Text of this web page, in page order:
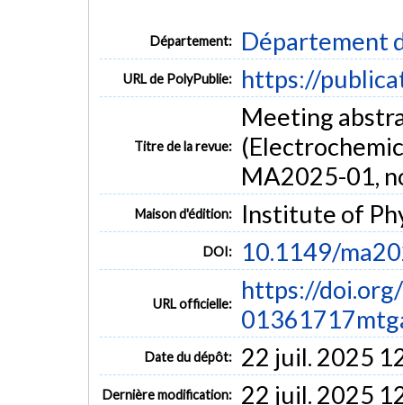
Département: Département
URL de PolyPublie: https://
Titre de la revue:
Meeting
MA2025-01,
Maison d'édition: Institute of
DOI: 10.1149/
URL officielle:
https://
Date du dépôt: 22 juil. 2025
Dernière modification: 22 juil. 2025